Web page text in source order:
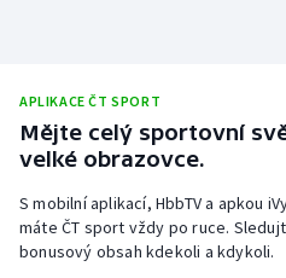
Rychlobruslení
Rychlostní kanoistika
Short track
Sportovní střelba
APLIKACE ČT SPORT
Mějte celý sportovní
velké obrazovce.
S mobilní aplikací, HbbTV a apkou
máte ČT sport vždy po ruce.
bonusový obsah kdekoli a kdykoli.